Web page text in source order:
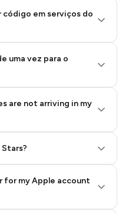
código em serviços do
uma vez para o
are not arriving in my
for my Apple account
To Low